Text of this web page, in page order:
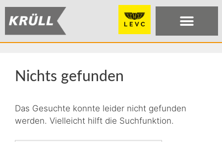
Nichts gefunden
Das Gesuchte konnte leider nicht gefunden
werden. Vielleicht hilft die Suchfunktion.